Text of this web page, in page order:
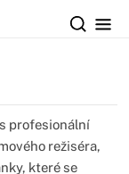
profesionální
režiséra,
které se